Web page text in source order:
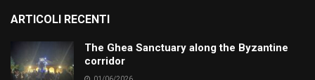
ARTICOLI RECENTI
The Ghea Sanctuary along the Byzantine
corridor